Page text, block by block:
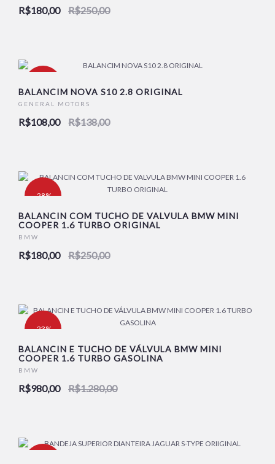
R$180,00 R$250,00
BALANCIM NOVA S10 2.8 ORIGINAL
GENERAL MOTORS
R$108,00 R$138,00
-28%
BALANCIN COM TUCHO DE VALVULA BMW MINI
COOPER 1.6 TURBO ORIGINAL
BMW
R$180,00 R$250,00
-23%
BALANCIN E TUCHO DE VÁLVULA BMW MINI
COOPER 1.6 TURBO GASOLINA
BMW
R$980,00 R$1.280,00